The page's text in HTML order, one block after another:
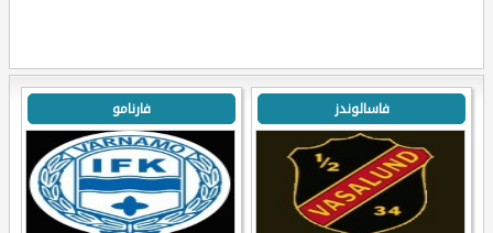
فاسالوندز فارنامو